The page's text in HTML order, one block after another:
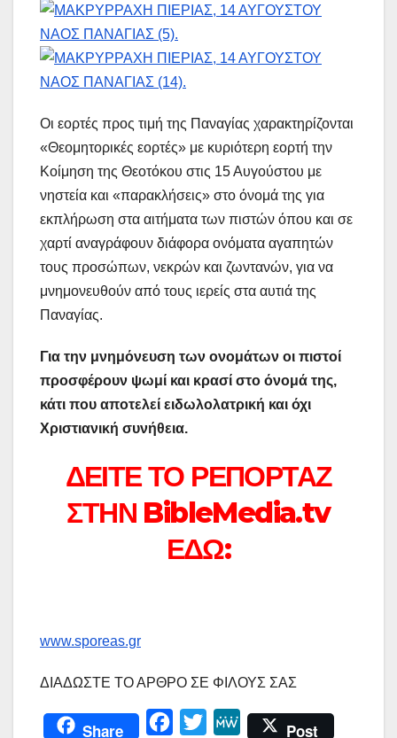
Οι εορτές προς τιμή της Παναγίας χαρακτηρίζονται
«Θεομητορικές εορτές» με κυριότερη εορτή την
Κοίμηση της Θεοτόκου στις 15 Αυγούστου με
νηστεία και «παρακλήσεις» στο όνομά της για
εκπλήρωση στα αιτήματα των πιστών όπου και σε
χαρτί αναγράφουν διάφορα ονόματα αγαπητών
τους προσώπων, νεκρών και ζωντανών, για να
μνημονευθούν από τους ιερείς στα αυτιά της
Παναγίας.
Για την μνημόνευση των ονομάτων οι πιστοί
προσφέρουν ψωμί και κρασί στο όνομά της,
κάτι που αποτελεί ειδωλολατρική και όχι
Χριστιανική συνήθεια.
ΔΕΙΤΕ ΤΟ ΡΕΠΟΡΤΑΖ
ΣΤΗΝ BibleMedia.tv
ΕΔΩ:
www.sporeas.gr
ΔΙΑΔΩΣΤΕ ΤΟ ΑΡΘΡΟ ΣΕ ΦΙΛΟΥΣ ΣΑΣ
Share
M
Post